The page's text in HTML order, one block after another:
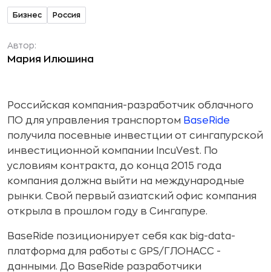
Бизнес Россия
Автор:
Мария Илюшина
Российская компания-разработчик облачного
ПО для управления транспортом BaseRide
получила посевные инвестции от сингапурской
инвестиционной компании IncuVest. По
условиям контракта, до конца 2015 года
компания должна выйти на международные
рынки. Свой первый азиатский офис компания
открыла в прошлом году в Сингапуре.
BaseRide позиционирует себя как big-data­
платформа для работы с GPS/ГЛОНАСС ­
данными. До BaseRide разработчики